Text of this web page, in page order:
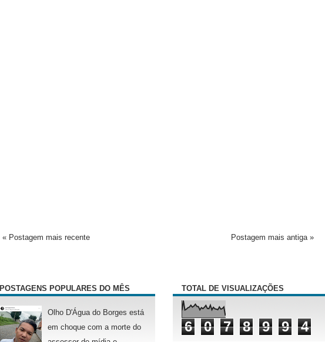
« Postagem mais recente Postagem mais antiga »
POSTAGENS POPULARES DO MÊS
Olho D'Água do Borges está
em choque com a morte do
TOTAL DE VISUALIZAÇÕES
6 0 7 8 9 9 4